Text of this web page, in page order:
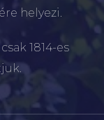
helyezi.
1814-es